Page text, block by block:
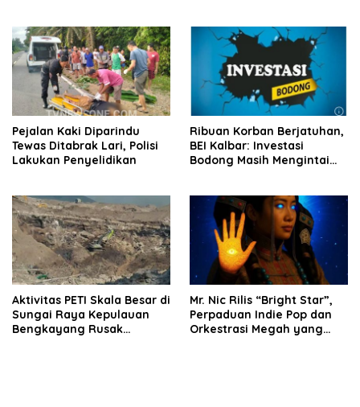
Pejalan Kaki Diparindu
Tewas Ditabrak Lari, Polisi
Lakukan Penyelidikan
Ribuan Korban Berjatuhan,
BEI Kalbar: Investasi
Bodong Masih Mengintai
Aktivitas PETI Skala Besar di
Sungai Raya Kepulauan
Bengkayang Rusak
Mr. Nic Rilis “Bright Star”,
Perpaduan Indie Pop dan
Orkestrasi Megah yang